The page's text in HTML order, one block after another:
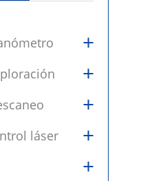
+
+
+
láser +
+